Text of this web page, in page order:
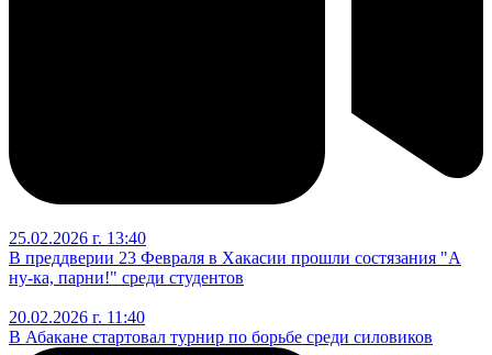
25.02.2026 г. 13:40
В преддверии 23 Февраля в Хакасии прошли состязания "А
ну-ка, парни!" среди студентов
20.02.2026 г. 11:40
В Абакане стартовал турнир по борьбе среди силовиков